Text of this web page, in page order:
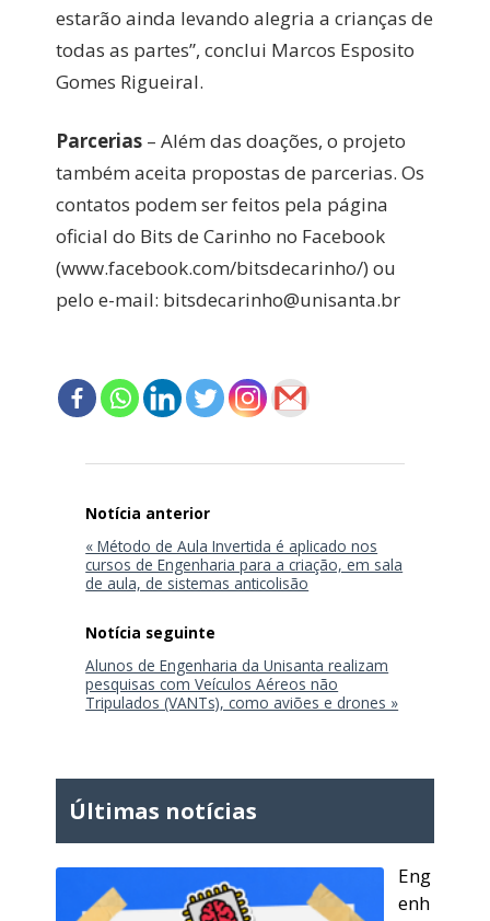
estarão ainda levando alegria a crianças de
todas as partes”, conclui Marcos Esposito
Gomes Rigueiral.
Parcerias – Além das doações, o projeto
também aceita propostas de parcerias. Os
contatos podem ser feitos pela página
oficial do Bits de Carinho no Facebook
(www.facebook.com/bitsdecarinho/) ou
pelo e-mail: bitsdecarinho@unisanta.br
Post
« Método de Aula Invertida é aplicado nos
cursos de Engenharia para a criação, em sala
de aula, de sistemas anticolisão
Alunos de Engenharia da Unisanta realizam
pesquisas com Veículos Aéreos não
Tripulados (VANTs), como aviões e drones »
Últimas notícias
Eng
enh